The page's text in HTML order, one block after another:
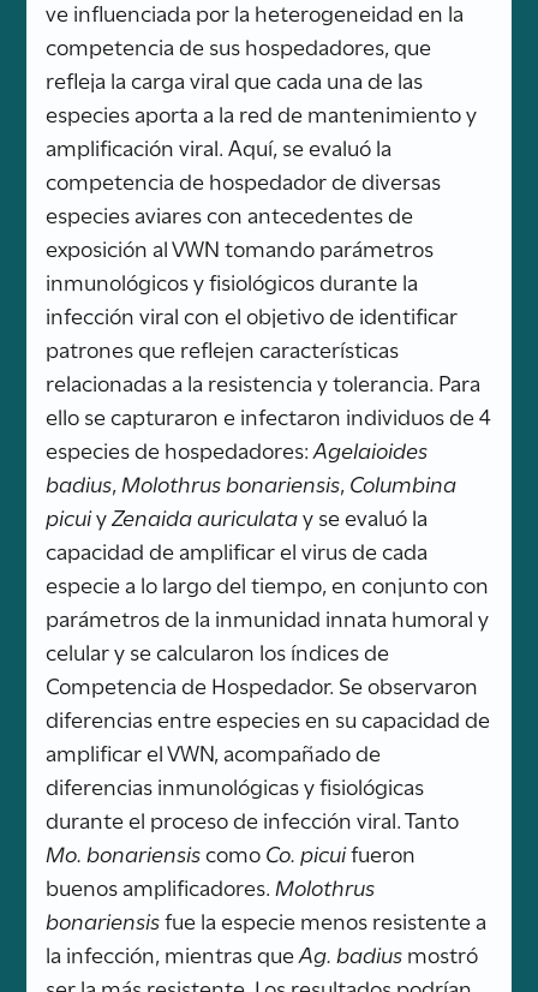
ve influenciada por la heterogeneidad en la
competencia de sus hospedadores, que
refleja la carga viral que cada una de las
especies aporta a la red de mantenimiento y
amplificación viral. Aquí, se evaluó la
competencia de hospedador de diversas
especies aviares con antecedentes de
exposición al VWN tomando parámetros
inmunológicos y fisiológicos durante la
infección viral con el objetivo de identificar
patrones que reflejen características
relacionadas a la resistencia y tolerancia. Para
ello se capturaron e infectaron individuos de 4
especies de hospedadores:Agelaioides
badius,Molothrus bonariensis,Columbina
picuiyZenaida auriculatay se evaluó la
capacidad de amplificar el virus de cada
especie a lo largo del tiempo, en conjunto con
parámetros de la inmunidad innata humoral y
celular y se calcularon los índices de
Competencia de Hospedador. Se observaron
diferencias entre especies en su capacidad de
amplificar el VWN, acompañado de
diferencias inmunológicas y fisiológicas
durante el proceso de infección viral. Tanto
Mo. bonariensiscomoCo. picuifueron
buenos amplificadores. Molothrus
bonariensisfue la especie menos resistente a
la infección, mientras queAg. badiusmostró